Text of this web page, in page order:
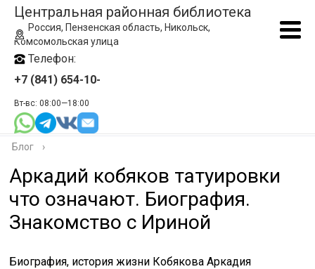
Центральная районная библиотека
Россия, Пензенская область, Никольск,
Комсомольская улица
Телефон:
+7 (841) 654-10-
Вт-вс: 08:00—18:00
Блог ›
Аркадий кобяков татуировки
что означают. Биография.
Знакомство с Ириной
Биография, история жизни Кобякова Аркадия